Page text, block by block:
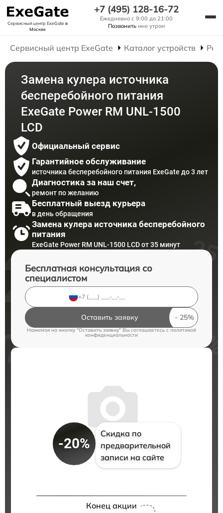
Сервисный центр ExeGateв
Москве
+7 (495) 128-16-72
Ежедневно с 9:00 до 21:00
Позвонить мне утром
Сервисный центр ExeGate Каталог устройств
Замена кулера источника
бесперебойного питания
ExeGate Power RM UNL-1500
LCD
Официальный сервис
Гарантийное обслуживание
источника бесперебойного питания ExeGate до 3 лет
Диагностика за наш счет,
ремонт по желанию
Бесплатный выезд курьера
в день обращения
Замена кулера источника бесперебойного
питания
ExeGate Power RM UNL-1500 LCD от 35 минут
Бесплатная консультация со
специалистом
Оставить заявку
Нажимая на кнопку "Оставить заявку" Вы соглашаетесь cполитикой
конфиденциальности
-20%
Скидка по
предварительной
записи на сайте
Конец акции